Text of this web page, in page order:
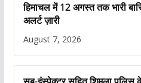
हिमाचल में 12 अगस्त तक भारी
अलर्ट ज़ारी
August 7, 2026